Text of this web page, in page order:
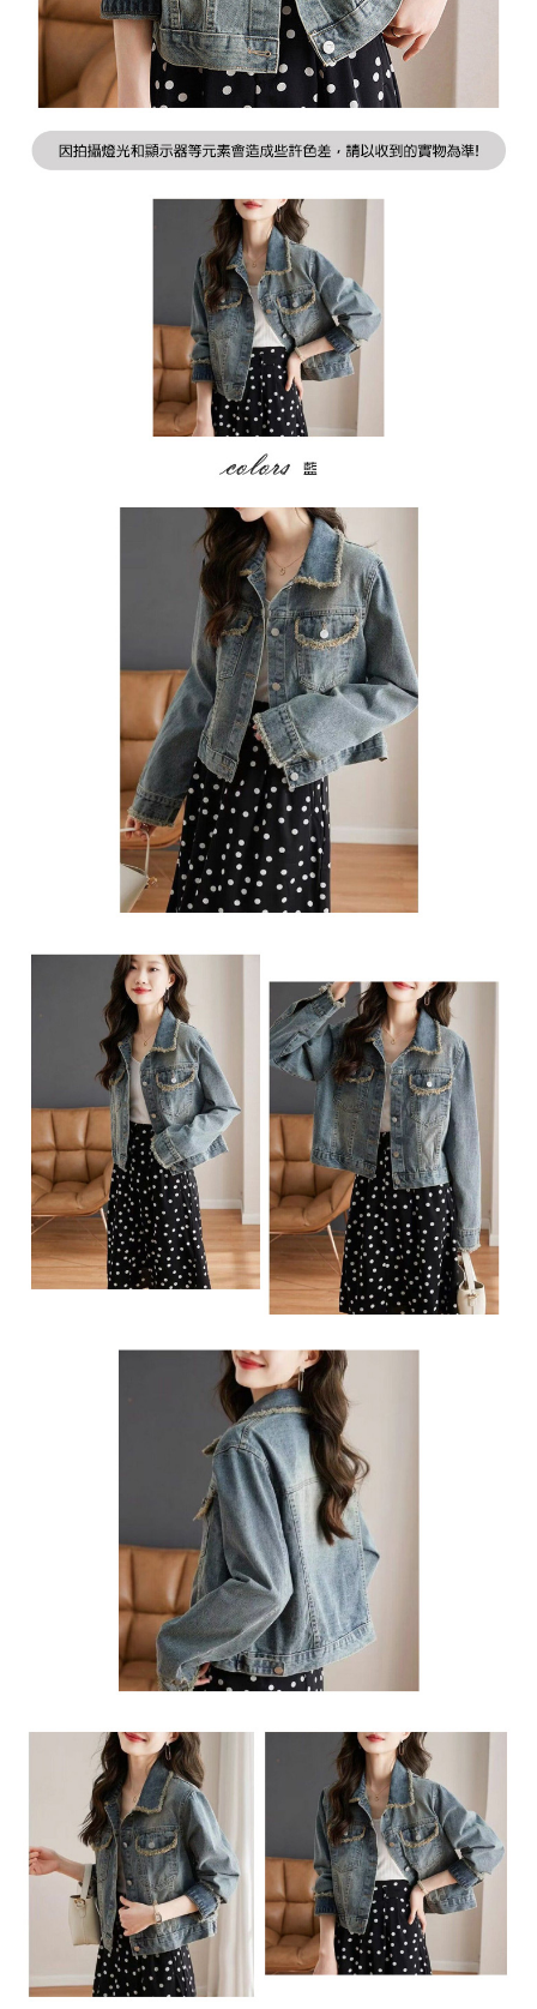
是否繳費成功／繳費後需取消欲退款等相關疑問，請聯繫「AFTEE先享後付
客戶支援中心」 https://netprotections.freshdesk.com/support/home
【注意事項】
１．透過由恩沛科技股份有限公司提供之「AFTEE先享後付」服務完成之交
權轉讓予恩沛科技股份有限公司。
２．關於個人資料處理事宜，請瀏覽以下網址：
３．未成年的使用者請事先徵得法定代理人或監護人之同意方可使用
「AFTEE先享後付」，若未經同意申辦者引起之損失，本公司不負相關責
４．使用「AFTEE先享後付」時，將依據個別帳號之用戶狀況，依本公司即
時審查核予不同之上限額度；若仍有額度不足之情形，本公司將視審查結果
５．嚴禁一人註冊多個帳號或使用他人資訊註冊。若發現惡意使用之情形，
恩沛科技股份有限公司將有權停止該用戶之使用額度並採取法律行動。
宅配
每筆NT$90，滿NT$1,000(含以上)免運費
宅配離島
每筆NT$100，滿NT$1,500(含以上)免運費